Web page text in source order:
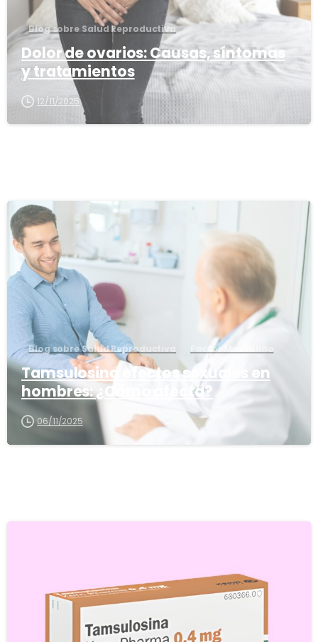
Blog sobre Salud Reproductiva
Dolor de ovarios: Causas, síntomas
y tratamientos
12/11/2025
Blog sobre Salud Reproductiva Factor Masculino
Tamsulosina efectos sexuales en
hombres: ¿Cómo afecta?
06/11/2025